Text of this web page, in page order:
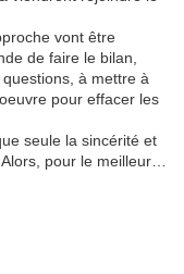
vont être
de faire le bilan,
à mettre à
pour effacer les
seule la sincérité et
pour le meilleur…